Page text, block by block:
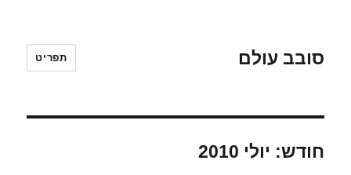
סובב עולם תפריט
חודש: יולי 2010